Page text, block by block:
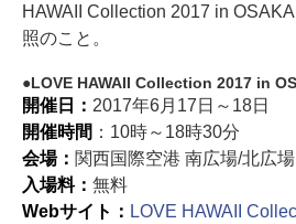
HAWAII Collection 2017 in
照のこと。
LOVE HAWAII Collection 2017 in
開催日： 2017年6月17日～18日
開催時間 ：10時～18時30分
会場： 関西国際空港 南広場/北広場
入場料： 無料
Webサイト： LOVE HAWAII